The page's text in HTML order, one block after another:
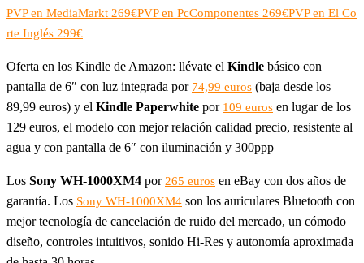
PVP en MediaMarkt 269€PVP en PcComponentes 269€PVP en El Co
rte Inglés 299€
Oferta en los Kindle de Amazon: llévate el Kindle básico con
pantalla de 6″ con luz integrada por 74,99 euros (baja desde los
89,99 euros) y el Kindle Paperwhite por 109 euros en lugar de los
129 euros, el modelo con mejor relación calidad precio, resistente al
agua y con pantalla de 6″ con iluminación y 300ppp
Los Sony WH-1000XM4 por 265 euros en eBay con dos años de
garantía. Los Sony WH-1000XM4 son los auriculares Bluetooth con
mejor tecnología de cancelación de ruido del mercado, un cómodo
diseño, controles intuitivos, sonido Hi-Res y autonomía aproximada